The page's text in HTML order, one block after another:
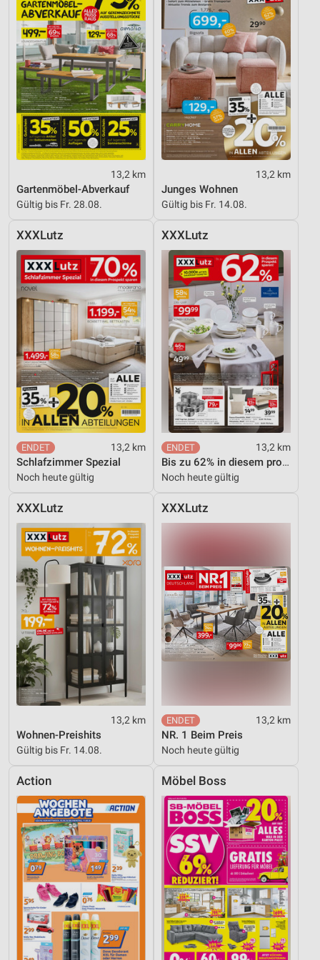
13,2 km
Gartenmöbel-Abverkauf
Gültig bis Fr. 28.08.
13,2 km
Junges Wohnen
Gültig bis Fr. 14.08.
XXXLutz
13,2 km
Schlafzimmer Spezial
Noch heute gültig
XXXLutz
13,2 km
Bis zu 62% in diesem prospekt
Noch heute gültig
XXXLutz
13,2 km
Wohnen-Preishits
Gültig bis Fr. 14.08.
XXXLutz
13,2 km
NR. 1 Beim Preis
Noch heute gültig
Action Möbel Boss
Inhalten
IAB-Besonderheiten:
Verwendung genauer Standortdaten
Geräte anhand von aktiv angeforderten
Informationen identifizieren
Nicht-IAB-Verarbeitungszwecke:
Notwendig
Funktional
Werbung